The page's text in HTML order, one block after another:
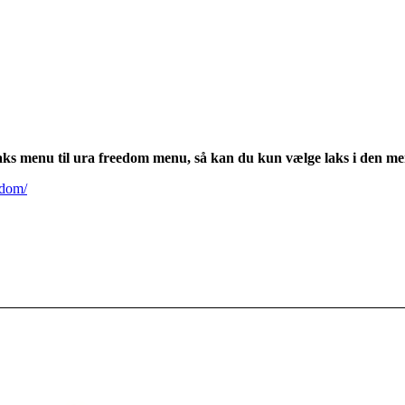
menu til ura freedom menu, så kan du kun vælge laks i den